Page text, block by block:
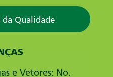
da Qualidade
e Vetores: No.